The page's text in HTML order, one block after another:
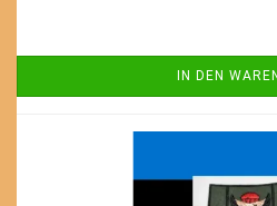
IN DEN